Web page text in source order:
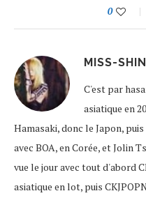
0
MISS-
C'est par
asiatique en
Hamasaki, donc le Japon,
avec BOA, en Corée, et Jolin
vue le jour avec tout d'abord
asiatique en lot, puis